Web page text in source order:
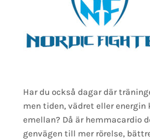
Har du också dagar där
men tiden, vädret eller energin
emellan? Då är hemmacardio
genvägen till mer rörelse,